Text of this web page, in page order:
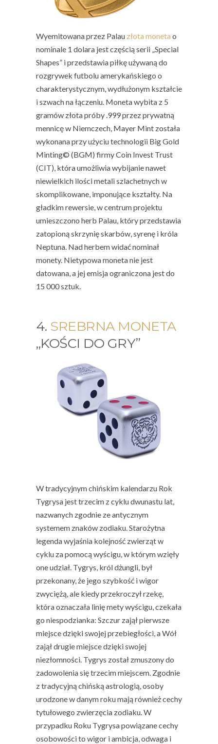
Wyemitowana przez Palau złota moneta o
nominale 1 dolara jest częścią serii „Special
Shapes” i przedstawia piłkę używaną do
rozgrywek futbolu amerykańskiego o
charakterystycznym, wydłużonym kształcie
i szwach na łączeniu. Moneta wybita z 5
gramów złota próby .999 przez prywatną
mennicę w Niemczech, Mayer Mint została
wykonana przy użyciu technologii Big Gold
Minting© (BGM) firmy Coin Invest Trust
(CIT), która umożliwia wybijanie nawet
niewielkich ilości metali szlachetnych w
skomplikowane, imponujące kształty. Na
gładkim rewersie, w centrum projektu
umieszczono herb Palau, który przedstawia
zatopioną skrzynię skarbów, syrenę i króla
Neptuna. Nad herbem widać nominał
monety. Nietypowa moneta nie jest
datowana, a jej emisja ograniczona jest do
15 000 sztuk.
4. SREBRNA MONETA
„KOŚCI DO GRY”
W tradycyjnym chińskim kalendarzu Rok
Tygrysa jest trzecim z cyklu dwunastu lat,
nazwanych zgodnie ze antycznym
systemem znaków zodiaku. Starożytna
legenda wyjaśnia kolejność zwierząt w
cyklu za pomocą wyścigu, w którym wzięły
one udział. Tygrys, król dżungli, był
przekonany, że jego szybkość i wigor
zwyciężą, ale kiedy przekroczył rzekę,
która oznaczała linię mety wyścigu, czekała
go niespodzianka: Szczur zajął pierwsze
miejsce dzięki swojej przebiegłości, a Wół
zajął drugie miejsce dzięki swojej
niezłomności. Tygrys został zmuszony do
zadowolenia się trzecim miejscem. Zgodnie
z tradycyjną chińską astrologią, osoby
urodzone w danym roku mają również cechy
tytułowego zwierzęcia zodiaku. W
przypadku Roku Tygrysa powiązane cechy
osobowości to wigor i ambicja, odwaga i